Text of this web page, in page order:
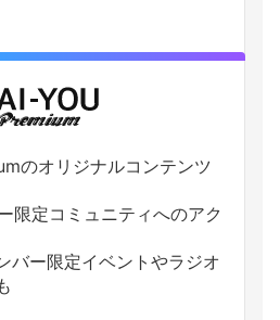
のオリジナルコンテンツ
限定コミュニティへのアク
バー限定イベントやラジオ